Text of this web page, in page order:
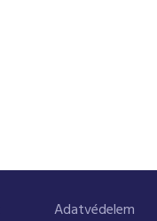
Adatvédelem